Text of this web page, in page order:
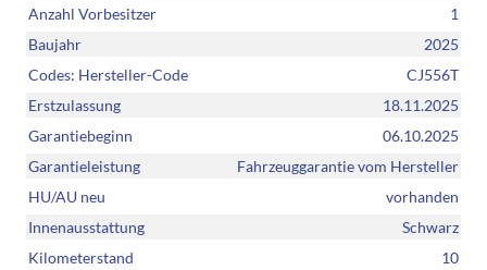
Anzahl Vorbesitzer
1
Baujahr
2025
Codes: Hersteller-Code
CJ556T
Erstzulassung
18.11.2025
Garantiebeginn
06.10.2025
Garantieleistung
Fahrzeuggarantie vom Hersteller
HU/AU neu
vorhanden
Innenausstattung
Schwarz
Kilometerstand
10